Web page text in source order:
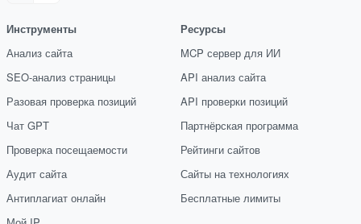
Инструменты
Анализ сайта
SEO-анализ страницы
Разовая проверка позиций
Чат GPT
Проверка посещаемости
Аудит сайта
Антиплагиат онлайн
Ресурсы
MCP сервер для ИИ
API анализ сайта
API проверки позиций
Партнёрская программа
Рейтинги сайтов
Сайты на технологиях
Бесплатные лимиты